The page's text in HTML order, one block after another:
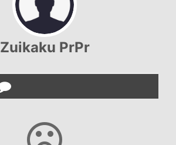
Zuikaku PrPr